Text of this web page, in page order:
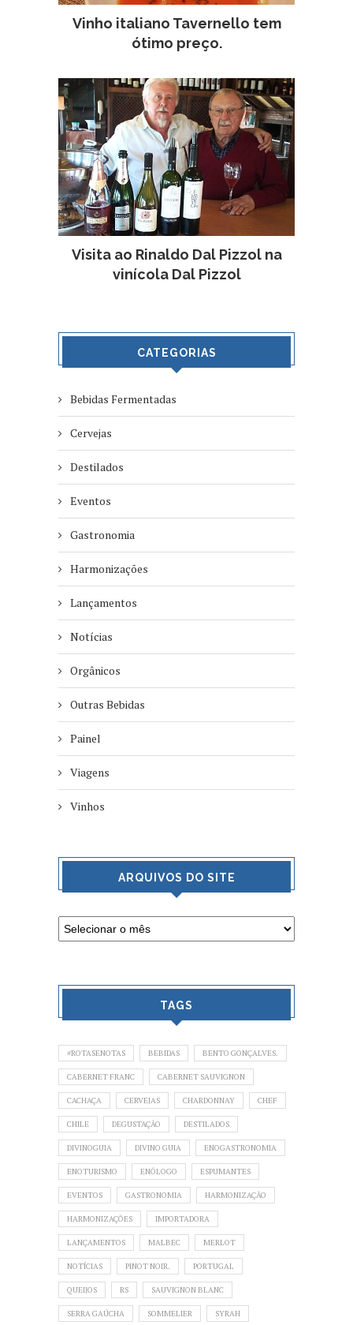
Vinho italiano Tavernello tem
ótimo preço.
Visita ao Rinaldo Dal Pizzol na
vinícola Dal Pizzol
CATEGORIAS
Bebidas Fermentadas
Cervejas
Destilados
Eventos
Gastronomia
Harmonizações
Lançamentos
Notícias
Orgânicos
Outras Bebidas
Painel
Viagens
Vinhos
ARQUIVOS DO SITE
TAGS
#ROTASENOTAS BEBIDAS BENTO GONÇALVES.
CABERNET FRANC CABERNET SAUVIGNON
CACHAÇA CERVEJAS CHARDONNAY CHEF
CHILE DEGUSTAÇÃO DESTILADOS
DIVINOGUIA DIVINO GUIA ENOGASTRONOMIA
ENOTURISMO ENÓLOGO ESPUMANTES
EVENTOS GASTRONOMIA HARMONIZAÇÃO
HARMONIZAÇÕES IMPORTADORA
LANÇAMENTOS MALBEC MERLOT
NOTÍCIAS PINOT NOIR. PORTUGAL
QUEIJOS RS SAUVIGNON BLANC
SERRA GAÚCHA SOMMELIER SYRAH